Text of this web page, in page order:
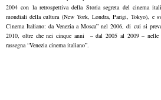
2004 con la retrospettiva della Storia segreta del cinema
mondiali della cultura (New York, Londra, Parigi, Tokyo), e
Cinema Italiano: da Venezia a Mosca” nel 2006, di cui si
2010, oltre che nei cinque anni – dal 2005 al 2009 – nelle
rassegna “Venezia cinema italiano”.